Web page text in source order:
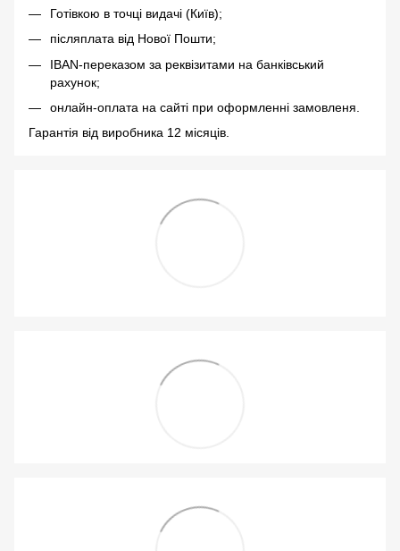
Готівкою в точці видачі (Київ);
післяплата від Нової Пошти;
IBAN-переказом за реквізитами на банківський
рахунок;
онлайн-оплата на сайті при оформленні замовленя.
Гарантія від виробника 12 місяців.